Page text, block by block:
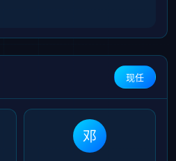
现任
邓